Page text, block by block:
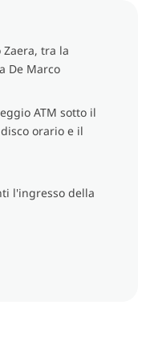
tra la
De Marco
ATM sotto il
orario e il
l'ingresso della